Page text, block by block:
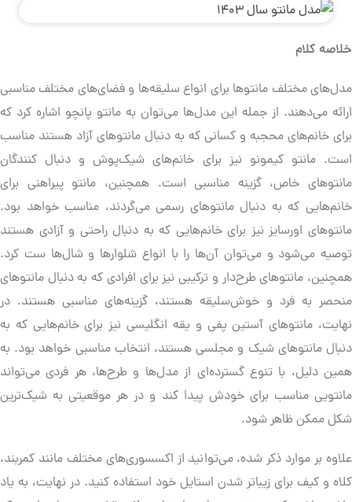
خلاصه کلام
مدل‌های مختلف مانتوها برای انواع سلیقه‌ها و فضای‌های مختلف مناسبی
ارائه می‌دهند. از جمله این مدل‌ها می‌توان به مانتو پانچو اشاره کرد که
برای خانم‌های محجبه و کسانی که به دنبال مانتوهای آزاد هستند مناسب
است. مانتو کیمونو نیز برای خانم‌های شیک‌پوش و دنبال کنندگان
مانتوهای خاص، گزینه مناسبی است. همچنین، مانتو پیراهنی برای
خانم‌هایی که به دنبال مانتوهای رسمی می‌گردند، مناسب خواهد بود.
مانتوهای اورسایز نیز برای خانم‌هایی که به دنبال راحتی و آزادی هستند
توصیه می‌شود و می‌توان آن‌ها را با انواع شلوارها و شال‌ها ست کرد.
همچنین، مانتوهای طرح‌دار و ترکیبی نیز برای افرادی که به دنبال مانتوهای
منحصر به فرد و خوش‌سلیقه هستند، گزینه‌های مناسبی هستند. در
نهایت، مانتوهای آستین پفی و یقه انگلیسی نیز برای خانم‌هایی که به
دنبال مانتوهای شیک و مجلسی هستند، انتخاب مناسبی خواهد بود. به
همین دلیل، با تنوع گسترده‌ای از مدل‌ها و طرح‌ها، هر فردی می‌تواند
مانتویی مناسب برای خودش پیدا کند و در هر موقعیتی به شیک‌ترین
شکل ممکن ظاهر شود.
علاوه بر موارد ذکر شده، می‌توانید از اکسسوری‌های مختلف مانند کمربند،
کلاه و کیف برای زیباتر شدن استایل خود استفاده کنید. در نهایت، به یاد